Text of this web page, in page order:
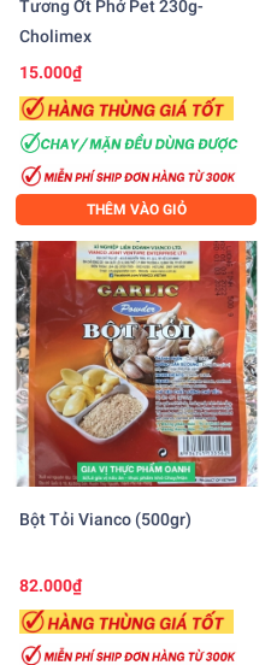
Tương Ớt Phở Pet 230g-
Cholimex
15.000₫
THÊM VÀO GIỎ
Bột Tỏi Vianco (500gr)
82.000₫